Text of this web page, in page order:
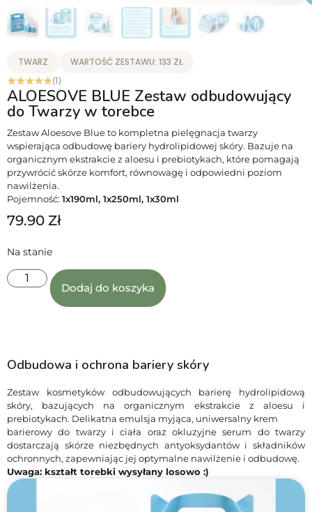
TWARZ
WARTOŚĆ ZESTAWU: 133 ZŁ
☆☆☆☆☆(1)
ALOESOVE BLUE Zestaw odbudowujący
do Twarzy w torebce
Zestaw Aloesove Blue to kompletna pielęgnacja twarzy
wspierająca odbudowę bariery hydrolipidowej skóry. Bazuje na
organicznym ekstrakcie z aloesu i prebiotykach, które pomagają
przywrócić skórze komfort, równowagę i odpowiedni poziom
nawilżenia.
Pojemność: 1x190ml, 1x250ml, 1x30ml
79.90 Zł
Na stanie
Dodaj do koszyka
Odbudowa i ochrona bariery skóry
Zestaw kosmetyków odbudowujących barierę hydrolipidową
skóry, bazujących na organicznym ekstrakcie z aloesu i
prebiotykach. Delikatna emulsja myjąca, uniwersalny krem
barierowy do twarzy i ciała oraz okluzyjne serum do twarzy
dostarczają skórze niezbędnych antyoksydantów i składników
ochronnych, zapewniając jej optymalne nawilżenie i odbudowę.
Uwaga: kształt torebki wysyłany losowo :)